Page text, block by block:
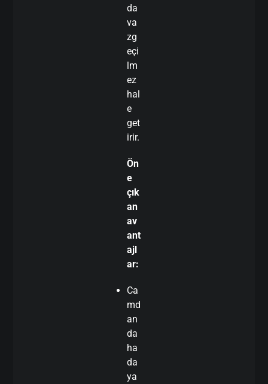
da
va
zg
eçi
lm
ez
hal
e
get
irir.
Ön
e
çık
an
av
ant
ajl
ar:
Ca
md
an
da
ha
da
ya